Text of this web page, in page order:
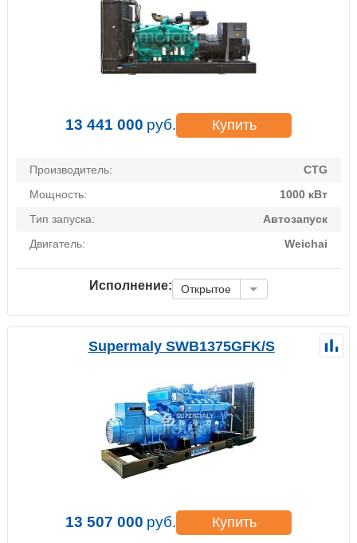
13 441 000 руб. Купить
Производитель:
CTG
Мощность:
1000 кВт
Тип запуска:
Автозапуск
Двигатель:
Weichai
Исполнение: Открытое
Supermaly SWB1375GFK/S
13 507 000 руб. Купить